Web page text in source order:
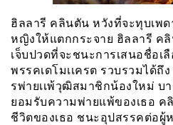
ฮิลลารี คลินตัน หวังที่จะทุบเพ
หญิงให้แตกกระจาย ฮิลลารี ค
เจ็บปวดที่จะชนะการเสนอชื่อเ
พรรคเดโมเเครต รวบรวมได้ถึ
รพ่ายเเพ้วุฒิสมาชิกน้องใหม่ บ
ยอมรับความพ่ายแพ้ของเธอ ค
ชีวิตของเธอ ชนะอุปสรรคต่อผู้